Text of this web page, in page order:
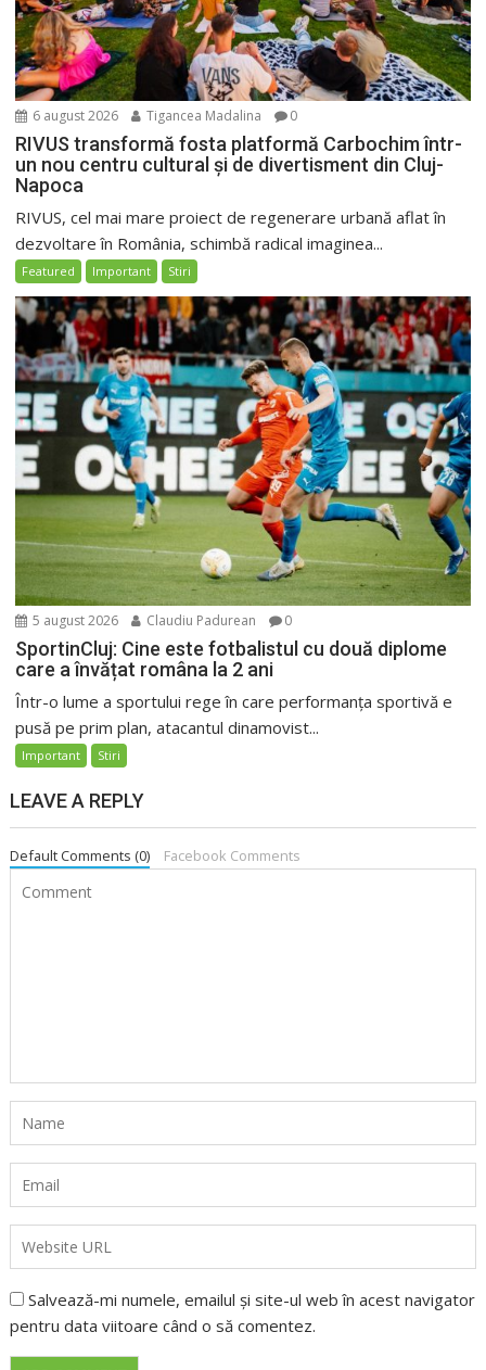
6 august 2026 Tigancea Madalina 0
RIVUS transformă fosta platformă Carbochim într-
un nou centru cultural și de divertisment din Cluj-
Napoca
RIVUS, cel mai mare proiect de regenerare urbană aflat în
dezvoltare în România, schimbă radical imaginea...
Featured Important Stiri
5 august 2026 Claudiu Padurean 0
SportinCluj: Cine este fotbalistul cu două diplome
care a învățat româna la 2 ani
Într-o lume a sportului rege în care performanța sportivă e
pusă pe prim plan, atacantul dinamovist...
Important Stiri
LEAVE A REPLY
Default Comments (0) Facebook Comments
Salvează-mi numele, emailul și site-ul web în acest navigator
pentru data viitoare când o să comentez.